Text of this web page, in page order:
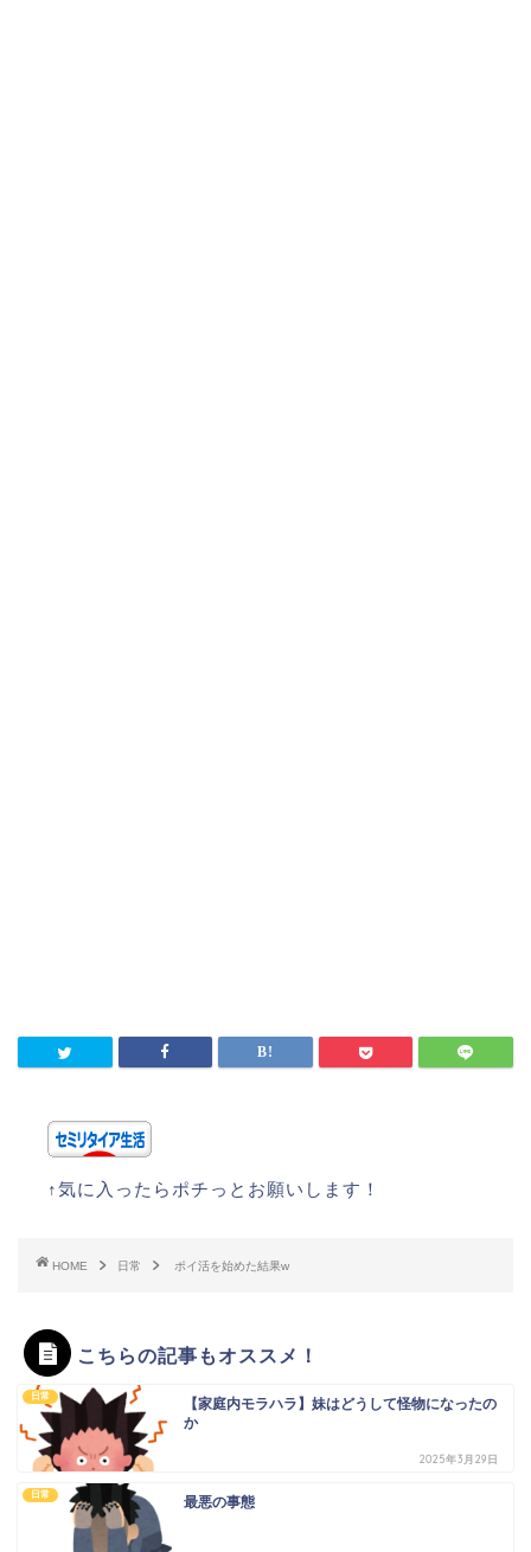
↑気に入ったらポチっとお願いします！
HOME 日常 ポイ活を始めた結果w
こちらの記事もオススメ！
日常
【家庭内モラハラ】妹はどうして怪物になったの
か
2025年3月29日
日常 最悪の事態